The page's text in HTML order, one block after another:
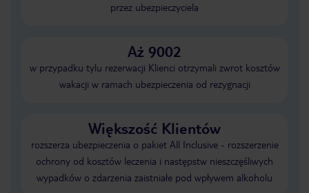
przez ubezpieczyciela
Aż 9002
w przypadku tylu rezerwacji Klienci otrzymali zwrot kosztów
wakacji w ramach ubezpieczenia od rezygnacji
Większość Klientów
rozszerza ubezpieczenia o pakiet All Inclusive - rozszerzenie
ochrony od kosztów leczenia i następstw nieszczęśliwych
wypadków o zdarzenia zaistniałe pod wpływem alkoholu